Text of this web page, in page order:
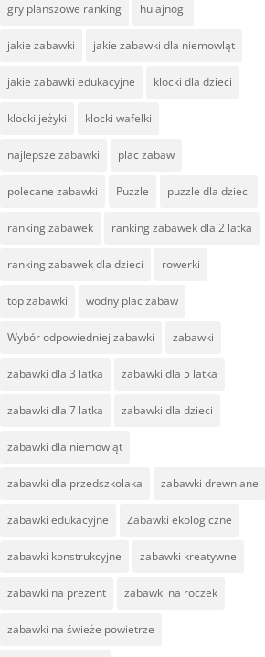
gry planszowe ranking hulajnogi
jakie zabawki jakie zabawki dla niemowląt
jakie zabawki edukacyjne klocki dla dzieci
klocki jeżyki klocki wafelki
najlepsze zabawki plac zabaw
polecane zabawki Puzzle puzzle dla dzieci
ranking zabawek ranking zabawek dla 2 latka
ranking zabawek dla dzieci rowerki
top zabawki wodny plac zabaw
Wybór odpowiedniej zabawki zabawki
zabawki dla 3 latka zabawki dla 5 latka
zabawki dla 7 latka zabawki dla dzieci
zabawki dla niemowląt
zabawki dla przedszkolaka zabawki drewniane
zabawki edukacyjne Zabawki ekologiczne
zabawki konstrukcyjne zabawki kreatywne
zabawki na prezent zabawki na roczek
zabawki na świeże powietrze